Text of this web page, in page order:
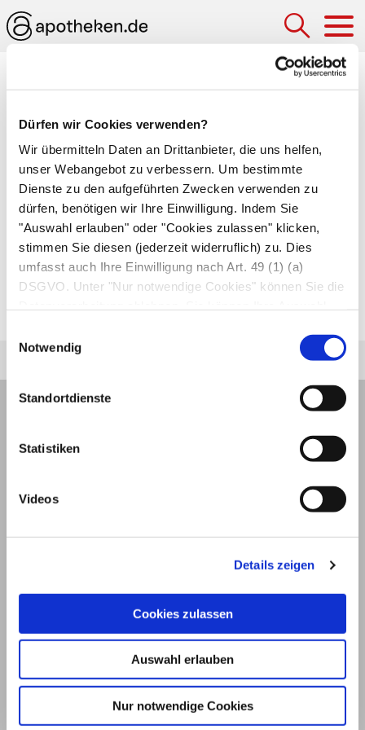
Dürfen wir Cookies verwenden?
Wir übermitteln Daten an Drittanbieter, die uns helfen,
unser Webangebot zu verbessern. Um bestimmte
Dienste zu den aufgeführten Zwecken verwenden zu
dürfen, benötigen wir Ihre Einwilligung. Indem Sie
"Auswahl erlauben" oder "Cookies zulassen" klicken,
stimmen Sie diesen (jederzeit widerruflich) zu. Dies
umfasst auch Ihre Einwilligung nach Art. 49 (1) (a)
DSGVO. Unter "Nur notwendige Cookies" können Sie die
Notwendig
Standortdienste
Statistiken
Videos
Details zeigen
Cookies zulassen
Auswahl erlauben
Nur notwendige Cookies
Philadelphia-Chromosom
Durch Austausch von Bruchstücken des
Chromosoms 9 und 22 hervorgerufene Mutation,
die unbegrenztes Wachstum von Krebszellen
bewirkt. Diese Mutation tritt bei den meisten
Patienten mitchronischer myeloischer
Leukämieauf, ist aber auch bei anderen
Leukämieformen zu finden.
Autor*innen
© 2026
Impressum und Nutzungsbedingungen
Datenschutz Privatsphäre
Qualitätsrichtlinien Barrierefreiheit